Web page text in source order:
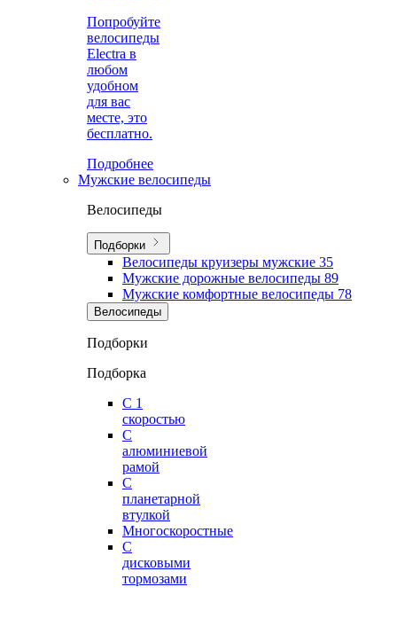
Попробуйте
велосипеды
Electra в
любом
удобном
для вас
месте, это
бесплатно.
Подробнее
Мужские велосипеды
Велосипеды
Подборки
Велосипеды круизеры мужские 35
Мужские дорожные велосипеды 89
Мужские комфортные велосипеды 78
Велосипеды
Подборки
Подборка
С 1
скоростью
С
алюминиевой
рамой
С
планетарной
втулкой
Многоскоростные
С
дисковыми
тормозами